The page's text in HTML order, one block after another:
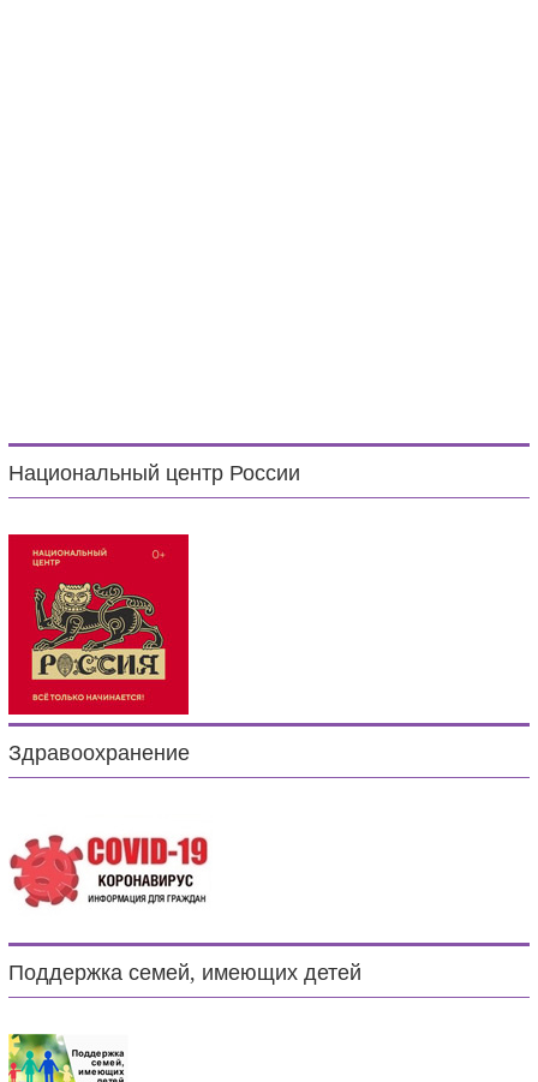
Национальный центр России
Здравоохранение
Поддержка семей, имеющих детей